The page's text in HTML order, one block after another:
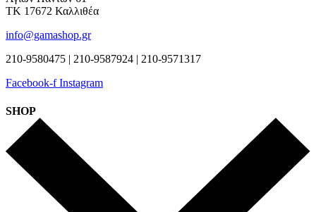
ΤΚ 17672 Καλλιθέα
info@gamashop.gr
210-9580475 | 210-9587924 | 210-9571317
Facebook-f Instagram
SHOP